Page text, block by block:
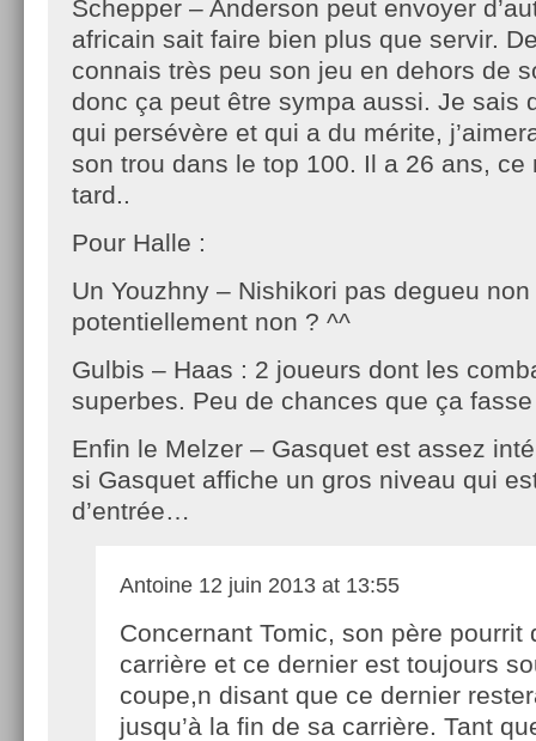
Schepper – Anderson peut envoyer
africain sait faire bien plus que servir.
connais très peu son jeu en dehors de
donc ça peut être sympa aussi. Je sais
qui persévère et qui a du mérite,
son trou dans le top 100. Il a 26 ans, ce
tard..
Pour Halle :
Un Youzhny – Nishikori pas degueu
potentiellement non ? ^^
Gulbis – Haas : 2 joueurs dont les
superbes. Peu de chances que ça
Enfin le Melzer – Gasquet est assez
si Gasquet affiche un gros niveau qui
d’entrée…
Antoine 12 juin 2013 at 13:55
Concernant Tomic, son père pourrit
carrière et ce dernier est toujours
coupe,n disant que ce dernier
jusqu’à la fin de sa carrière. Tant